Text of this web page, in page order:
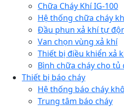
Chữa Cháy Khí IG-100
Hệ thống chữa cháy
Đầu phun xả khí tự
Van chọn vùng xả khí
Thiết bị điều khiển xả
Bình chữa cháy cho tủ
Thiết bị báo cháy
Hệ thống báo cháy
Trung tâm báo cháy